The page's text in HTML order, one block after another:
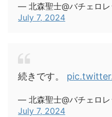
— 北森聖士@バチェロレ
July 7, 2024
続きです。
— 北森聖士@バチェロレ
July 7, 2024